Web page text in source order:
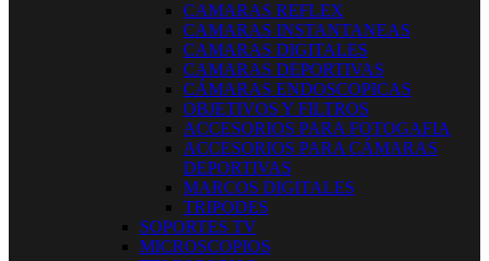
CAMARAS REFLEX
CAMARAS INSTANTANEAS
CAMARAS DIGITALES
CAMARAS DEPORTIVAS
CÁMARAS ENDOSCOPICAS
OBJETIVOS Y FILTROS
ACCESORIOS PARA FOTOGAFIA
ACCESORIOS PARA CÁMARAS
DEPORTIVAS
MARCOS DIGITALES
TRIPODES
SOPORTES TV
MICROSCOPIOS